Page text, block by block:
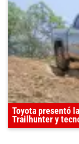
Toyota presentó
Trailhunter y